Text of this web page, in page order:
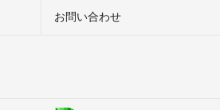
お問い合わせ